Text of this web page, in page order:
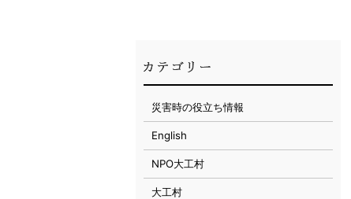
災害時の役立ち情報
English
NPO大工村
大工村